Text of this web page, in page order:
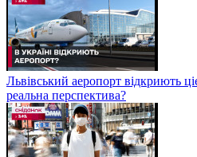
Львівський аеропорт відкриють
реальна перспектива?